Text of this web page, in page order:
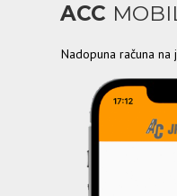
ACC
Nadopuna računa na